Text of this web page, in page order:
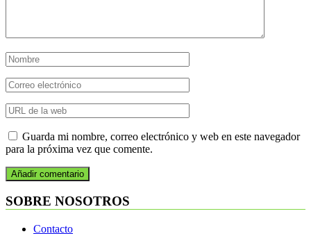
Guarda mi nombre, correo electrónico y web en este navegador
para la próxima vez que comente.
SOBRE NOSOTROS
Contacto